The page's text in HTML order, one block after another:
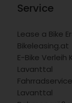
Service
Lease a Bike
Bikeleasing.at
E-Bike Verleih
Lavanttal
Lavanttal